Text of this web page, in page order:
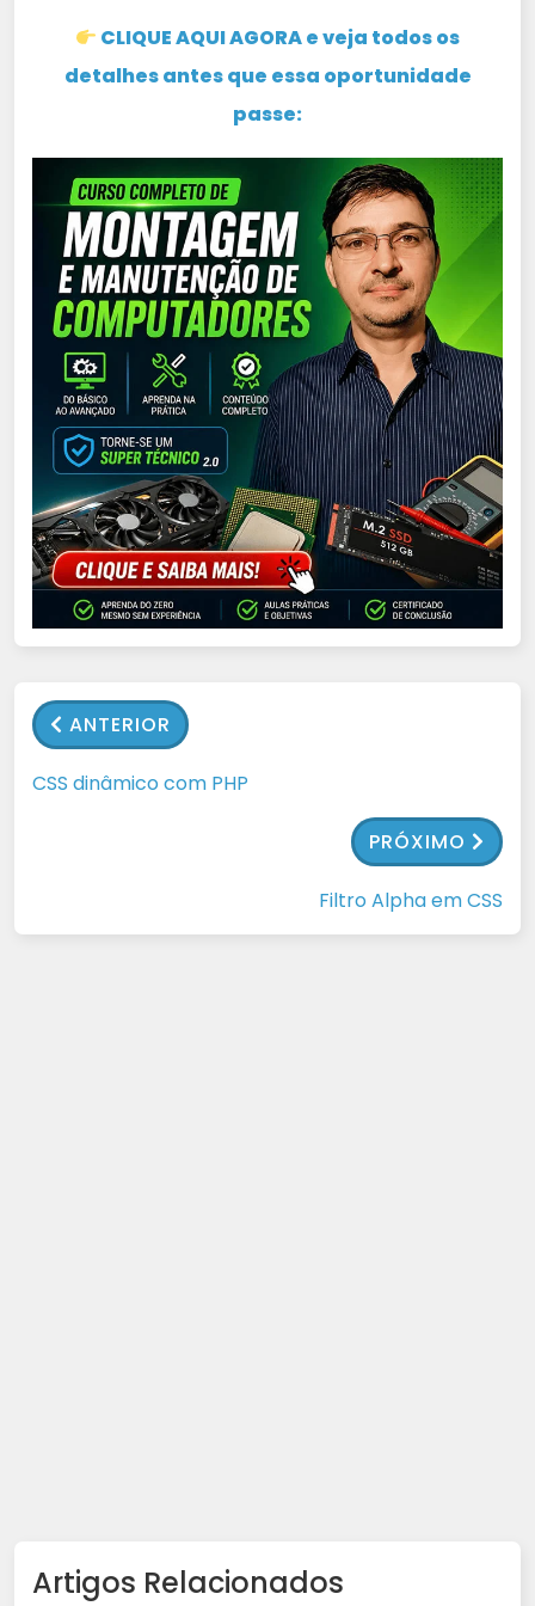
CLIQUE AQUI AGORA e veja todos os
detalhes antes que essa oportunidade
passe:
ANTERIOR
CSS dinâmico com PHP
PRÓXIMO
Filtro Alpha em CSS
Artigos Relacionados